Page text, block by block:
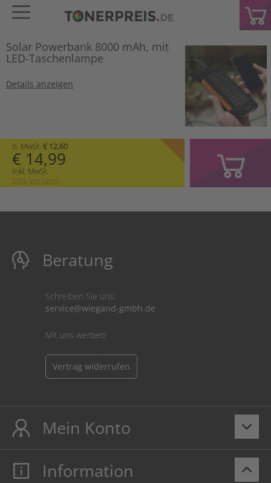
Solar Powerbank 8000 mAh, mit
LED-Taschenlampe
Details anzeigen
o. MwSt. € 12,60
€ 14,99
inkl. MwSt.
zzgl. Versand
Beratung
Schreiben Sie uns:
service@wiegand-gmbh.de
Mit uns werben!
Vertrag widerrufen
keyboard_arrow_down
Mein Konto
Mein Konto
keyboard_arrow_up
Information